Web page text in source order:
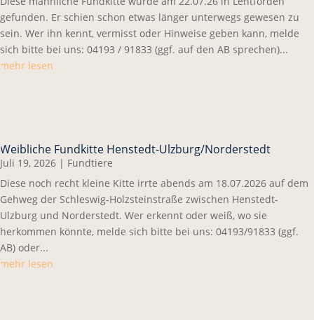
gefunden. Er schien schon etwas länger unterwegs gewesen zu
sein. Wer ihn kennt, vermisst oder Hinweise geben kann, melde
sich bitte bei uns: 04193 / 91833 (ggf. auf den AB sprechen)...
mehr lesen
Weibliche Fundkitte Henstedt-Ulzburg/Norderstedt
Juli 19, 2026 | Fundtiere
Diese noch recht kleine Kitte irrte abends am 18.07.2026 auf dem
Gehweg der Schleswig-Holzsteinstraße zwischen Henstedt-
Ulzburg und Norderstedt. Wer erkennt oder weiß, wo sie
herkommen könnte, melde sich bitte bei uns: 04193/91833 (ggf.
AB) oder...
mehr lesen